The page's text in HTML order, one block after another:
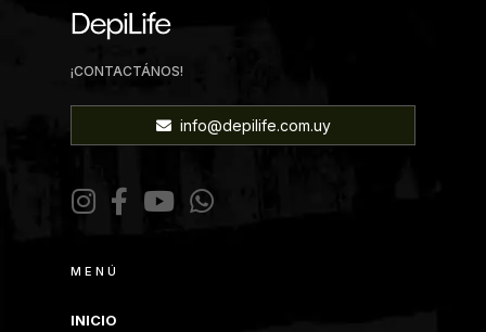
¡CONTACTÁNOS!
info@depilife.com.uy
MENÚ
INICIO